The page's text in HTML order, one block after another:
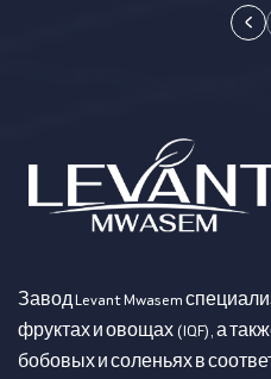
Завод Levant Mwasem
фруктах и овощах (IQF), а
бобовых и соленьях в